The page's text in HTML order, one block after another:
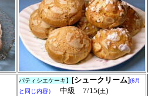
パティシエケーキ】 [シュークリーム](6月
と同じ内容）
中級 7/15(土)